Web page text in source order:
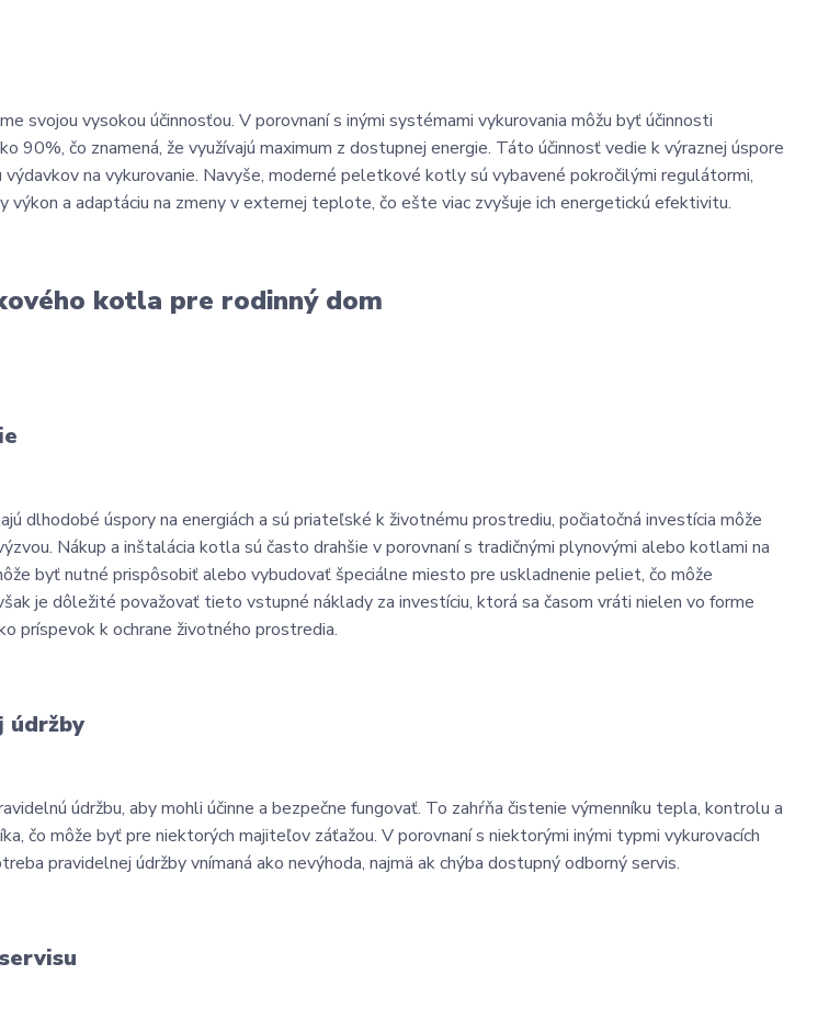
svojou vysokou účinnosťou. V porovnaní s inými systémami vykurovania môžu byť účinnosti
90%, čo znamená, že využívajú maximum z dostupnej energie. Táto účinnosť vedie k výraznej úspore
výdavkov na vykurovanie. Navyše, moderné peletkové kotly sú vybavené pokročilými regulátormi,
výkon a adaptáciu na zmeny v externej teplote, čo ešte viac zvyšuje ich energetickú efektivitu.
kotla pre rodinný dom
dlhodobé úspory na energiách a sú priateľské k životnému prostrediu, počiatočná investícia môže
Nákup a inštalácia kotla sú často drahšie v porovnaní s tradičnými plynovými alebo kotlami na
byť nutné prispôsobiť alebo vybudovať špeciálne miesto pre uskladnenie peliet, čo môže
je dôležité považovať tieto vstupné náklady za investíciu, ktorá sa časom vráti nielen vo forme
príspevok k ochrane životného prostredia.
údržby
údržbu, aby mohli účinne a bezpečne fungovať. To zahŕňa čistenie výmenníku tepla, kontrolu a
čo môže byť pre niektorých majiteľov záťažou. V porovnaní s niektorými inými typmi vykurovacích
pravidelnej údržby vnímaná ako nevýhoda, najmä ak chýba dostupný odborný servis.